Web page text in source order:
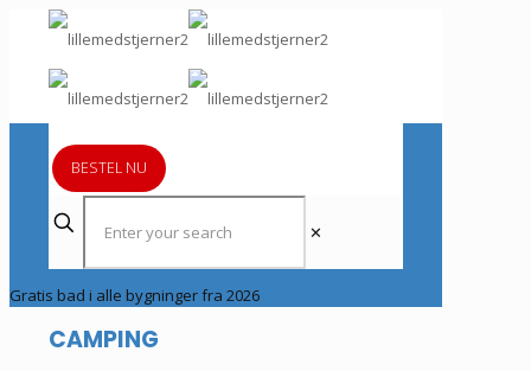
BESTEL NU
✕
Gratis bad i alle bygninger fra 2026
CAMPING